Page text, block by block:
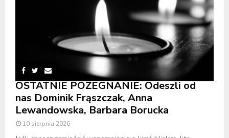
OSTATNIE POŻEGNANIE: Odeszli od
nas Dominik Frąszczak, Anna
Lewandowska, Barbara Borucka
10 sierpnia 2026